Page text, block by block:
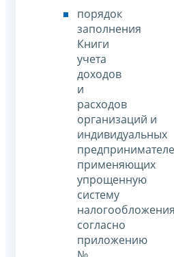
порядок
заполнения
Книги
учета
доходов
и
расходов
организаций и
индивидуальных
применяющих
упрощенную
систему
согласно
приложению